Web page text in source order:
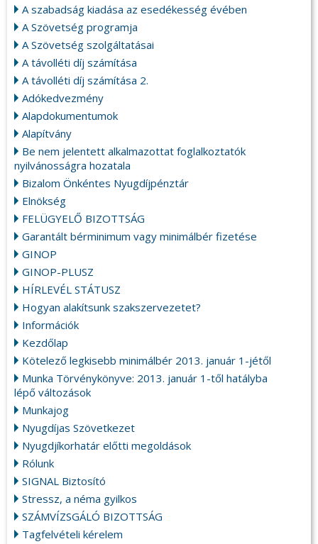
A szabadság kiadása az esedékesség évében
A Szövetség programja
A Szövetség szolgáltatásai
A távolléti díj számítása
A távolléti díj számítása 2.
Adókedvezmény
Alapdokumentumok
Alapítvány
Be nem jelentett alkalmazottat foglalkoztatók
nyilvánosságra hozatala
Bizalom Önkéntes Nyugdíjpénztár
Elnökség
FELÜGYELŐ BIZOTTSÁG
Garantált bérminimum vagy minimálbér fizetése
GINOP
GINOP-PLUSZ
HÍRLEVÉL STÁTUSZ
Hogyan alakítsunk szakszervezetet?
Információk
Kezdőlap
Kötelező legkisebb minimálbér 2013. január 1-jétől
Munka Törvénykönyve: 2013. január 1-től hatályba
lépő változások
Munkajog
Nyugdíjas Szövetkezet
Nyugdjíkorhatár előtti megoldások
Rólunk
SIGNAL Biztosító
Stressz, a néma gyilkos
SZÁMVÍZSGÁLÓ BIZOTTSÁG
Tagfelvételi kérelem